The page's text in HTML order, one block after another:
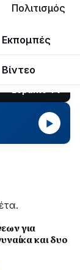
Πολιτισμός
Εκπομπές
Βίντεο
▶
για
και δυο